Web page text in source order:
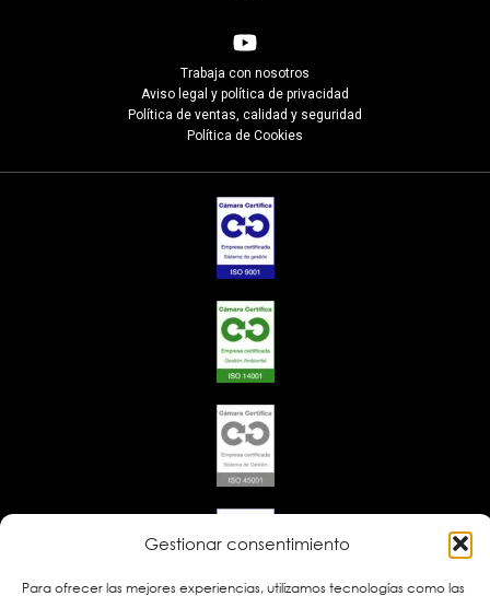
Gestionar consentimiento
Para ofrecer las mejores experiencias, utilizamos tecnologías como las
Trabaja con nosotros
Aviso legal y política de privacidad
Política de ventas, calidad y seguridad
Política de Cookies